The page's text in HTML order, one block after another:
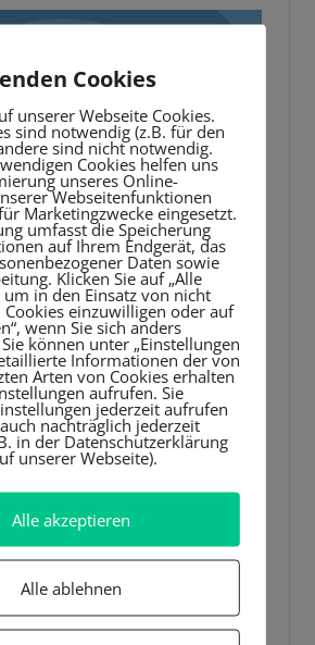
Cookies
unserer Webseite Cookies.
sind notwendig (z.B. für den
sind nicht notwendig.
Cookies helfen uns
unseres Online-
Webseitenfunktionen
Marketingzwecke eingesetzt.
umfasst die Speicherung
auf Ihrem Endgerät, das
Daten sowie
Klicken Sie auf „Alle
um in den Einsatz von nicht
einzuwilligen oder auf
wenn Sie sich anders
können unter „Einstellungen
Informationen der von
Arten von Cookies erhalten
aufrufen. Sie
jederzeit aufrufen
nachträglich jederzeit
in der Datenschutzerklärung
unserer Webseite).
Alle akzeptieren
Alle ablehnen